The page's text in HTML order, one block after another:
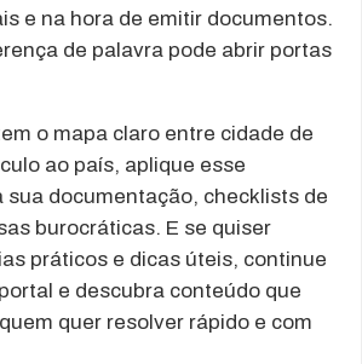
e na hora de emitir documentos.
de palavra pode abrir portas
o mapa claro entre cidade de
ao país, aplique esse
sua documentação, checklists de
burocráticas. E se quiser
práticos e dicas úteis, continue
e descubra conteúdo que
quer resolver rápido e com